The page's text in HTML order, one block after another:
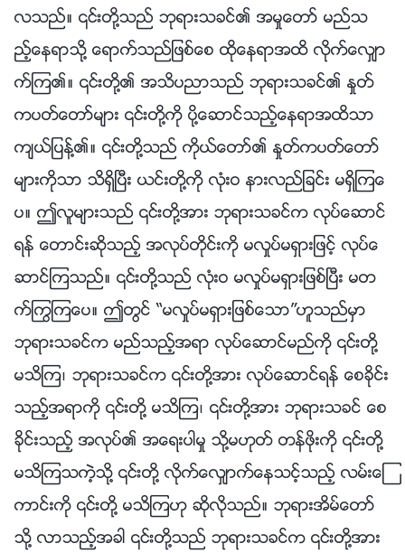
လသည္။ ၎တို႔သည္ ဘုရားသခင္၏ အမႈေတာ္ မည္သ
ည့္ေနရာသို႔ ေရာက္သည္ျဖစ္ေစ ထိုေနရာအထိ လိုက္ေလွ်ာ
က္ၾက၏။ ၎တို႔၏ အသိပညာသည္ ဘုရားသခင္၏ ႏႈတ္
ကပတ္ေတာ္မ်ား ၎တို႔ကို ပို႔ေဆာင္သည့္ေနရာအထိသာ
က်ယ္ျပန႔္၏။ ၎တို႔သည္ ကိုယ္ေတာ္၏ ႏႈတ္ကပတ္ေတာ္
မ်ားကိုသာ သိရွိၿပီး ယင္းတို႔ကို လုံးဝ နားလည္ျခင္း မရွိၾကေ
ပ။ ဤလူမ်ားသည္ ၎တို႔အား ဘုရားသခင္က လုပ္ေဆာင္
ရန္ ေတာင္းဆိုသည့္ အလုပ္တိုင္းကို မလႈပ္မရွားျဖင့္ လုပ္ေ
ဆာင္ၾကသည္။ ၎တို႔သည္ လုံးဝ မလႈပ္မရွားျဖစ္ၿပီး မတ
က္ႂကြၾကေပ။ ဤတြင္ “မလႈပ္မရွားျဖစ္ေသာ”ဟူသည္မွာ
ဘုရားသခင္က မည္သည့္အရာ လုပ္ေဆာင္မည္ကို ၎တို႔
မသိၾက၊ ဘုရားသခင္က ၎တို႔အား လုပ္ေဆာင္ရန္ ေစခိုင္း
သည့္အရာကို ၎တို႔ မသိၾက၊ ၎တို႔အား ဘုရားသခင္ ေစ
ခိုင္းသည့္ အလုပ္၏ အေရးပါမႈ သို႔မဟုတ္ တန္ဖိုးကို ၎တို႔
မသိၾကသကဲ့သို႔ ၎တို႔ လိုက္ေလွ်ာက္ေနသင့္သည့္ လမ္းေၾ
ကာင္းကို ၎တို႔ မသိၾကဟု ဆိုလိုသည္။ ဘုရားအိမ္ေတာ္
သို႔ လာသည့္အခါ ၎တို႔သည္ ဘုရားသခင္က ၎တို႔အား